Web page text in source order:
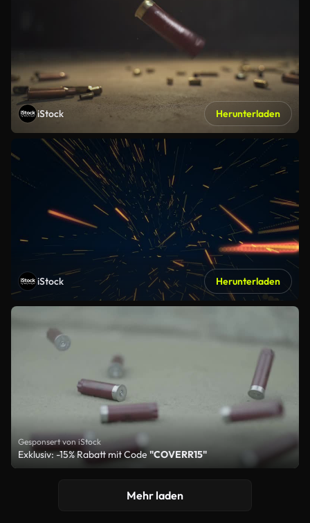
iStock Herunterladen
iStock Herunterladen
Gesponsert von iStock
Exklusiv: -15% Rabatt mit Code "COVERR15"
Mehr laden